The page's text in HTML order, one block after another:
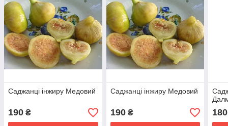
Саджанці інжиру Медовий
190 ₴
Саджанці інжиру Медовий
190₴ 180